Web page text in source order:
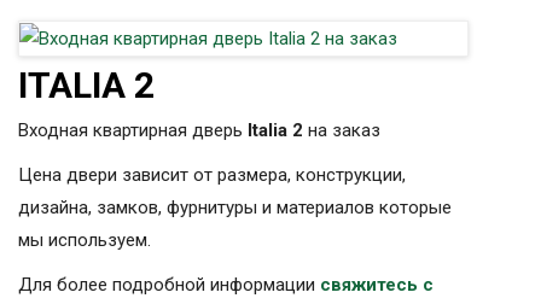
ITALIA 2
Входная квартирная дверь Italia 2 на заказ
Цена двери зависит от размера, конструкции,
дизайна, замков, фурнитуры и материалов которые
мы используем.
Для более подробной информации свяжитесь с